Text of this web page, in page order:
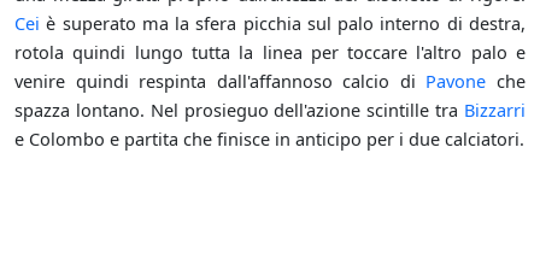
Cei è superato ma la sfera picchia sul palo interno di destra,
rotola quindi lungo tutta la linea per toccare l'altro palo e
venire quindi respinta dall'affannoso calcio di Pavone che
spazza lontano. Nel prosieguo dell'azione scintille tra Bizzarri
e Colombo e partita che finisce in anticipo per i due calciatori.